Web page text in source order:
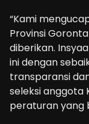
“Kami
Provinsi
diberikan.
ini dengan
transparansi
seleksi anggota
peraturan yang